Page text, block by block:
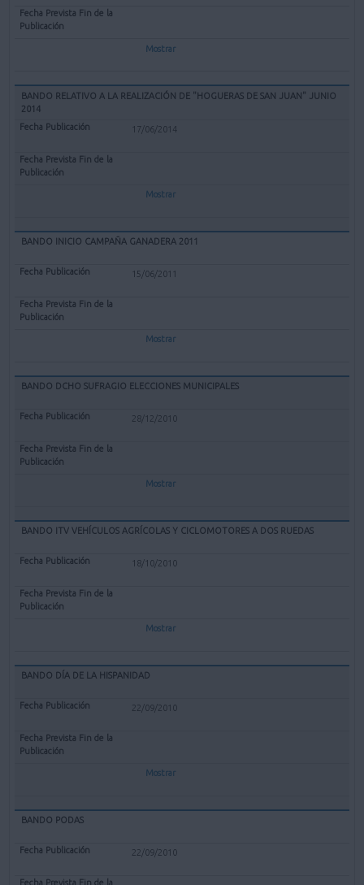
Mostrar
BANDO RELATIVO A LA REALIZACIÓN DE "HOGUERAS DE SAN JUAN" JUNIO
2014
17/06/2014
Mostrar
BANDO INICIO CAMPAÑA GANADERA 2011
15/06/2011
Mostrar
BANDO DCHO SUFRAGIO ELECCIONES MUNICIPALES
28/12/2010
Mostrar
BANDO ITV VEHÍCULOS AGRÍCOLAS Y CICLOMOTORES A DOS RUEDAS
18/10/2010
Mostrar
BANDO DÍA DE LA HISPANIDAD
22/09/2010
Mostrar
BANDO PODAS
22/09/2010